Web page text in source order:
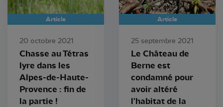
Article
20 octobre 2021
Chasse au Tétras
lyre dans les
Alpes-de-Haute-
Provence : fin de
la partie !
Article
25 septembre 2021
Le Château de
Berne est
condamné pour
avoir altéré
l'habitat de la